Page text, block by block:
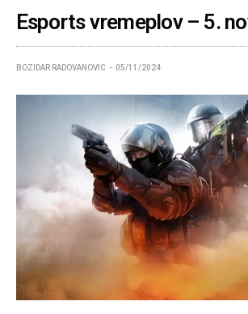
Esports vremeplov – 5.
BOZIDAR RADOVANOVIC 05/11/2024